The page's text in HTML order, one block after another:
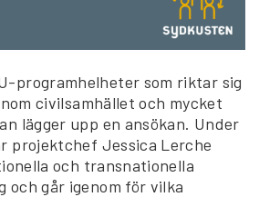
programhelheter som riktar sig
civilsamhället och mycket
lägger upp en ansökan. Under
projektchef Jessica Lerche
och transnationella
och går igenom för vilka